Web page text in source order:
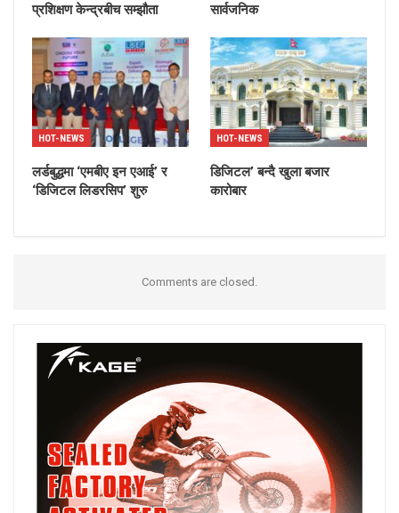
प्रशिक्षण केन्द्रबीच सम्झौता
सार्वजनिक
HOT-NEWS
लर्डबुद्धमा ‘एमबीए इन एआई’ र
‘डिजिटल लिडरसिप’ शुरु
HOT-NEWS
डिजिटल’ बन्दै खुला बजार
कारोबार
Comments are closed.